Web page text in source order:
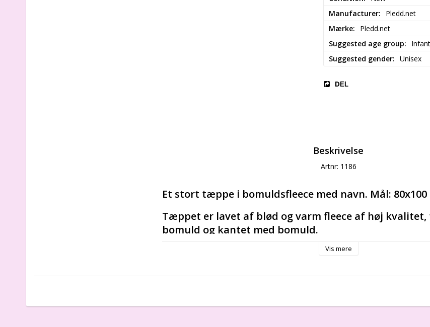
Manufacturer
Pledd.net
Mærke
Pledd.net
Suggested age group
Suggested gender
Unisex
DEL
Beskrivelse
Artnr: 1186
Et stort tæppe i bomuldsfleece med navn. Mål: 80x100
Tæppet er lavet af blød og varm fleece af høj kvalitet,
bomuld og kantet med bomuld.
Stort bomuldsfleecetæppe med dedikation/metrik, 80x100 cm.
Vis mere